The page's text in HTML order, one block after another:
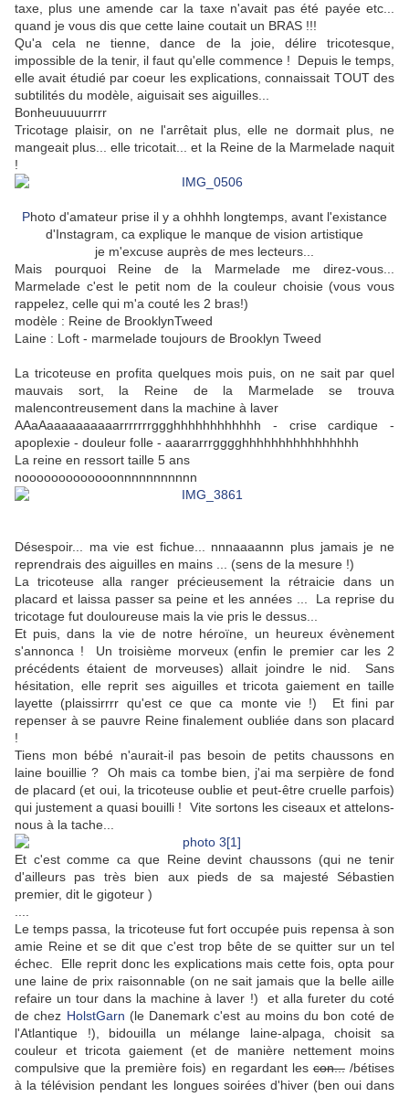
taxe, plus une amende car la taxe n'avait pas été payée etc...
quand je vous dis que cette laine coutait un BRAS !!!
Qu'a cela ne tienne, dance de la joie, délire tricotesque,
impossible de la tenir, il faut qu'elle commence ! Depuis le temps,
elle avait étudié par coeur les explications, connaissait TOUT des
subtilités du modèle, aiguisait ses aiguilles...
Bonheuuuuurrrr
Tricotage plaisir, on ne l'arrêtait plus, elle ne dormait plus, ne
mangeait plus... elle tricotait... et la Reine de la Marmelade naquit
!
Photo d'amateur prise il y a ohhhh longtemps, avant l'existance
d'Instagram, ca explique le manque de vision artistique
je m'excuse auprès de mes lecteurs...
Mais pourquoi Reine de la Marmelade me direz-vous...
Marmelade c'est le petit nom de la couleur choisie (vous vous
rappelez, celle qui m'a couté les 2 bras!)
modèle : Reine de BrooklynTweed
Laine : Loft - marmelade toujours de Brooklyn Tweed
La tricoteuse en profita quelques mois puis, on ne sait par quel
mauvais sort, la Reine de la Marmelade se trouva
malencontreusement dans la machine à laver
AAaAaaaaaaaaaarrrrrrrggghhhhhhhhhhhh - crise cardique -
apoplexie - douleur folle - aaararrrgggghhhhhhhhhhhhhhhh
La reine en ressort taille 5 ans
nooooooooooooonnnnnnnnnnn
Désespoir... ma vie est fichue... nnnaaaannn plus jamais je ne
reprendrais des aiguilles en mains ... (sens de la mesure !)
La tricoteuse alla ranger précieusement la rétraicie dans un
placard et laissa passer sa peine et les années ... La reprise du
tricotage fut douloureuse mais la vie pris le dessus...
Et puis, dans la vie de notre héroïne, un heureux évènement
s'annonca ! Un troisième morveux (enfin le premier car les 2
précédents étaient de morveuses) allait joindre le nid. Sans
hésitation, elle reprit ses aiguilles et tricota gaiement en taille
layette (plaissirrrr qu'est ce que ca monte vie !) Et fini par
repenser à se pauvre Reine finalement oubliée dans son placard
!
Tiens mon bébé n'aurait-il pas besoin de petits chaussons en
laine bouillie ? Oh mais ca tombe bien, j'ai ma serpière de fond
de placard (et oui, la tricoteuse oublie et peut-être cruelle parfois)
qui justement a quasi bouilli ! Vite sortons les ciseaux et attelons-
nous à la tache...
Et c'est comme ca que Reine devint chaussons (qui ne tenir
d'ailleurs pas très bien aux pieds de sa majesté Sébastien
premier, dit le gigoteur )
Le temps passa, la tricoteuse fut fort occupée puis repensa à son
amie Reine et se dit que c'est trop bête de se quitter sur un tel
échec. Elle reprit donc les explications mais cette fois, opta pour
une laine de prix raisonnable (on ne sait jamais que la belle aille
refaire un tour dans la machine à laver !) et alla fureter du coté
de chez HolstGarn (le Danemark c'est au moins du bon coté de
l'Atlantique !), bidouilla un mélange laine-alpaga, choisit sa
couleur et tricota gaiement (et de manière nettement moins
compulsive que la première fois) en regardant les con.../bétises
à la télévision pendant les longues soirées d'hiver (ben oui dans